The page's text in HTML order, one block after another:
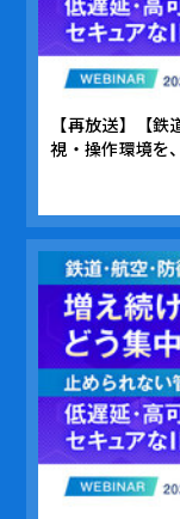
【再放送】【
視・操作環境を